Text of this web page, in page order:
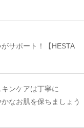
サポート！【HESTA
ンケアは丁寧に
なお肌を保ちましょう